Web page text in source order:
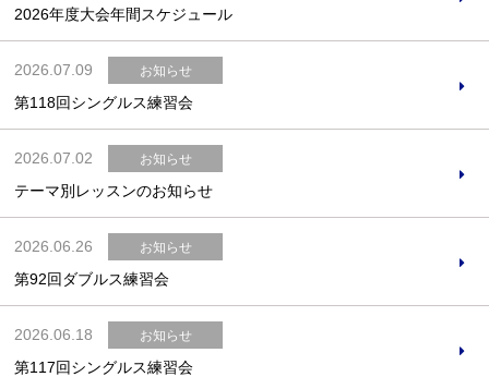
2026年度大会年間スケジュール
2026.07.09 お知らせ
第118回シングルス練習会
2026.07.02 お知らせ
テーマ別レッスンのお知らせ
2026.06.26 お知らせ
第92回ダブルス練習会
2026.06.18 お知らせ
第117回シングルス練習会